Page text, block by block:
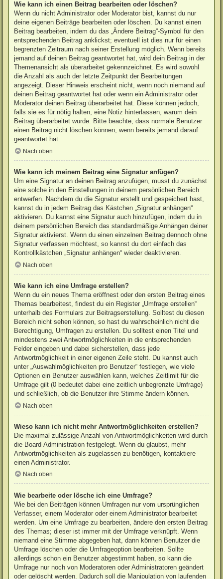
Wie kann ich einen Beitrag bearbeiten oder löschen?
Wenn du nicht Administrator oder Moderator bist, kannst du nur
deine eigenen Beiträge bearbeiten oder löschen. Du kannst einen
Beitrag bearbeiten, indem du das „Ändere Beitrag“-Symbol für den
entsprechenden Beitrag anklickst; eventuell ist dies nur für einen
begrenzten Zeitraum nach seiner Erstellung möglich. Wenn bereits
jemand auf deinen Beitrag geantwortet hat, wird dein Beitrag in der
Themenansicht als überarbeitet gekennzeichnet. Es wird sowohl
die Anzahl als auch der letzte Zeitpunkt der Bearbeitungen
angezeigt. Dieser Hinweis erscheint nicht, wenn noch niemand auf
deinen Beitrag geantwortet hat oder wenn ein Administrator oder
Moderator deinen Beitrag überarbeitet hat. Diese können jedoch,
falls sie es für nötig halten, eine Notiz hinterlassen, warum dein
Beitrag überarbeitet wurde. Bitte beachte, dass normale Benutzer
einen Beitrag nicht löschen können, wenn bereits jemand darauf
geantwortet hat.
Nach oben
Wie kann ich meinem Beitrag eine Signatur anfügen?
Um eine Signatur an deinen Beitrag anzufügen, musst du zunächst
eine solche in den Einstellungen in deinem persönlichen Bereich
entwerfen. Nachdem du die Signatur erstellt und gespeichert hast,
kannst du in jedem Beitrag das Kästchen „Signatur anhängen“
aktivieren. Du kannst eine Signatur auch hinzufügen, indem du in
deinem persönlichen Bereich das standardmäßige Anhängen deiner
Signatur aktivierst. Wenn du einen einzelnen Beitrag dennoch ohne
Signatur verfassen möchtest, so kannst du dort einfach das
Kontrollkästchen „Signatur anhängen“ wieder deaktivieren.
Nach oben
Wie kann ich eine Umfrage erstellen?
Wenn du ein neues Thema eröffnest oder den ersten Beitrag eines
Themas bearbeitest, findest du ein Register „Umfrage erstellen“
unterhalb des Formulars zur Beitragserstellung. Solltest du diesen
Bereich nicht sehen können, so hast du wahrscheinlich nicht die
Berechtigung, Umfragen zu erstellen. Du solltest einen Titel und
mindestens zwei Antwortmöglichkeiten in die entsprechenden
Felder eingeben und dabei sicherstellen, dass jede
Antwortmöglichkeit in einer eigenen Zeile steht. Du kannst auch
unter „Auswahlmöglichkeiten pro Benutzer“ festlegen, wie viele
Optionen ein Benutzer auswählen kann, welches Zeitlimit für die
Umfrage gilt (0 bedeutet dabei eine zeitlich unbegrenzte Umfrage)
und schließlich, ob die Benutzer ihre Stimme ändern können.
Nach oben
Wieso kann ich nicht mehr Antwortmöglichkeiten erstellen?
Die maximal zulässige Anzahl von Antwortmöglichkeiten wird durch
die Board-Administration festgelegt. Wenn du glaubst, mehr
Antwortmöglichkeiten als zugelassen zu benötigen, kontaktiere
einen Administrator.
Nach oben
Wie bearbeite oder lösche ich eine Umfrage?
Wie bei den Beiträgen können Umfragen nur vom ursprünglichen
Verfasser, einem Moderator oder einem Administrator bearbeitet
werden. Um eine Umfrage zu bearbeiten, ändere den ersten Beitrag
des Themas; dieser ist immer mit der Umfrage verknüpft. Wenn
niemand eine Stimme abgegeben hat, dann können Benutzer die
Umfrage löschen oder die Umfrageoption bearbeiten. Sollte
allerdings schon ein Benutzer abgestimmt haben, so kann die
Umfrage nur noch von Moderatoren oder Administratoren geändert
oder gelöscht werden. Dadurch soll die Manipulation von laufenden